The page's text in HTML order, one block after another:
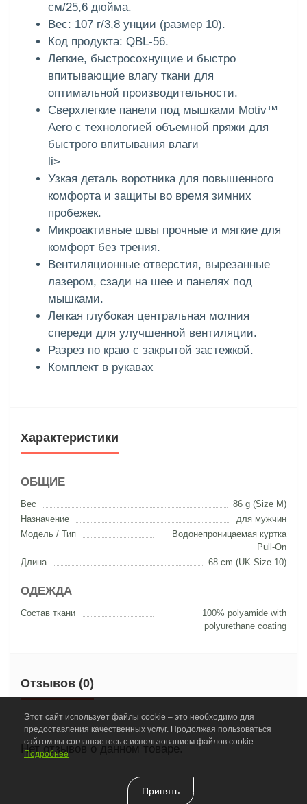
см/25,6 дюйма.
Вес: 107 г/3,8 унции (размер 10).
Код продукта: QBL-56.
Легкие, быстросохнущие и быстро
впитывающие влагу ткани для
оптимальной производительности.
Сверхлегкие панели под мышками Motiv™
Aero с технологией объемной пряжи для
быстрого впитывания влаги
li>
Узкая деталь воротника для повышенного
комфорта и защиты во время зимних
пробежек.
Микроактивные швы прочные и мягкие для
комфорт без трения.
Вентиляционные отверстия, вырезанные
лазером, сзади на шее и панелях под
мышками.
Легкая глубокая центральная молния
спереди для улучшенной вентиляции.
Разрез по краю с закрытой застежкой.
Комплект в рукавах
Характеристики
ОБЩИЕ
Вес
86 g (Size M)
Назначение
для мужчин
Модель / Тип
Водонепроницаемая куртка
Pull-On
Длина
68 cm (UK Size 10)
ОДЕЖДА
Состав ткани
100% polyamide with
polyurethane coating
Отзывов (0)
Нет отзывов о данном товаре.
Этот сайт использует файлы cookie – это необходимо для
предоставления качественных услуг. Продолжая пользоваться
сайтом вы соглашаетесь с использованием файлов cookie.
Подробнее
Принять